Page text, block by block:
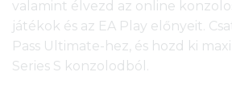
valamint élvezd az online
játékok és az EA Play előnyeit.
Pass Ultimate-hez, és hozd ki
Series S konzolodból.